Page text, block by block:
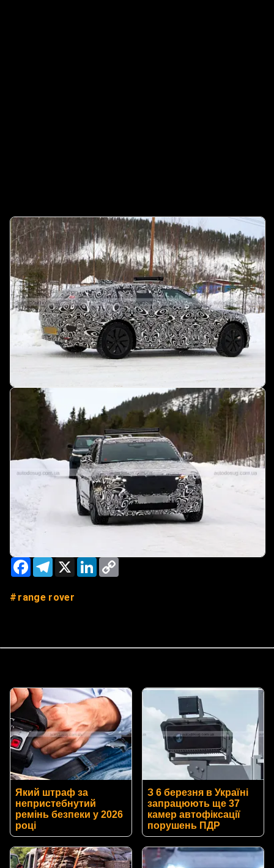
FacebookTelegram
X LinkedIn
range rover
Який штраф за
непристебнутий
ремінь безпеки у 2026
році
З 6 березня в Україні
запрацюють ще 37
камер автофіксації
порушень ПДР